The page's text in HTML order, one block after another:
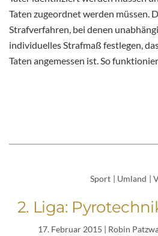
Taten zugeordnet werden müssen.
Strafverfahren, bei denen
individuelles Strafmaß festlegen,
Taten angemessen ist. So
Sport | Umland |
2. Liga:
17. Februar 2015 | Robin